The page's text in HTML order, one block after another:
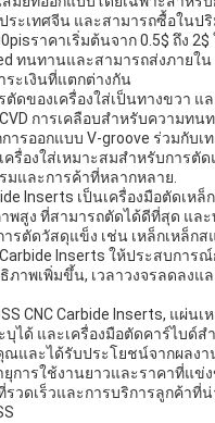
ระเทศจีน และสามารถซื้อในป
ราคาเริ่มต้นจาก 0.5$ ถึง
ทนทานและสามารถส่งภายใน
ระเงินที่แตกต่างกัน
ตัดของเครื่องใส่เป็นทางขวา แ
CVD การเคลือบสําหรับความท
การออกแบบ V-groove ร่วมกับเ
ครื่องใส่เหมาะสมสําหรับการตั
มและการค้าที่หลากหลาย.
Inserts เป็นเครื่องมือตัดเหล็
พสูง ที่สามารถตัดได้ดีที่สุด แล
ารตัดวัสดุแข็ง เช่น เหล็กเหล็ก
Carbide Inserts ให้ประสบการ
ภาพเพิ่มขึ้น, เวลาวงจรลดลงแ
CNC Carbide Inserts, แผ่น
บุได้ และเครื่องมือตัดคาร์ไบด์สํ
ณและได้รับประโยชน์จากผลง
ยุการใช้งานยาวและราคาที่แข่
รวดเร็วและการบริการลูกค้าที่